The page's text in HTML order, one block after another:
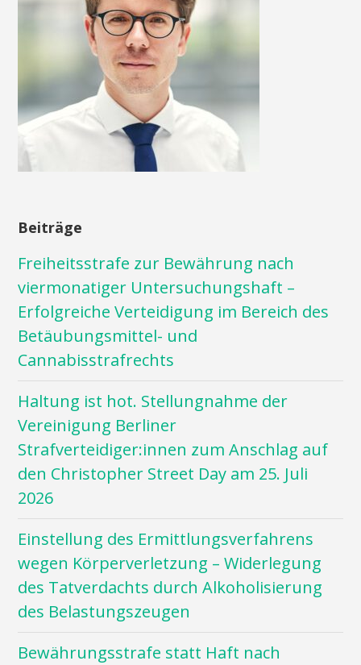
Beiträge
Freiheitsstrafe zur Bewährung nach
viermonatiger Untersuchungshaft –
Erfolgreiche Verteidigung im Bereich des
Betäubungsmittel- und
Cannabisstrafrechts
Haltung ist hot. Stellungnahme der
Vereinigung Berliner
Strafverteidiger:innen zum Anschlag auf
den Christopher Street Day am 25. Juli
2026
Einstellung des Ermittlungsverfahrens
wegen Körperverletzung – Widerlegung
des Tatverdachts durch Alkoholisierung
des Belastungszeugen
Bewährungsstrafe statt Haft nach